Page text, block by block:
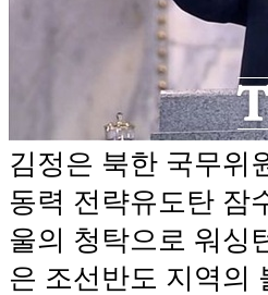
김정은 북한 국무위
동력 전략유도탄 잠
울의 청탁으로 워싱
은 조선반도 지역의